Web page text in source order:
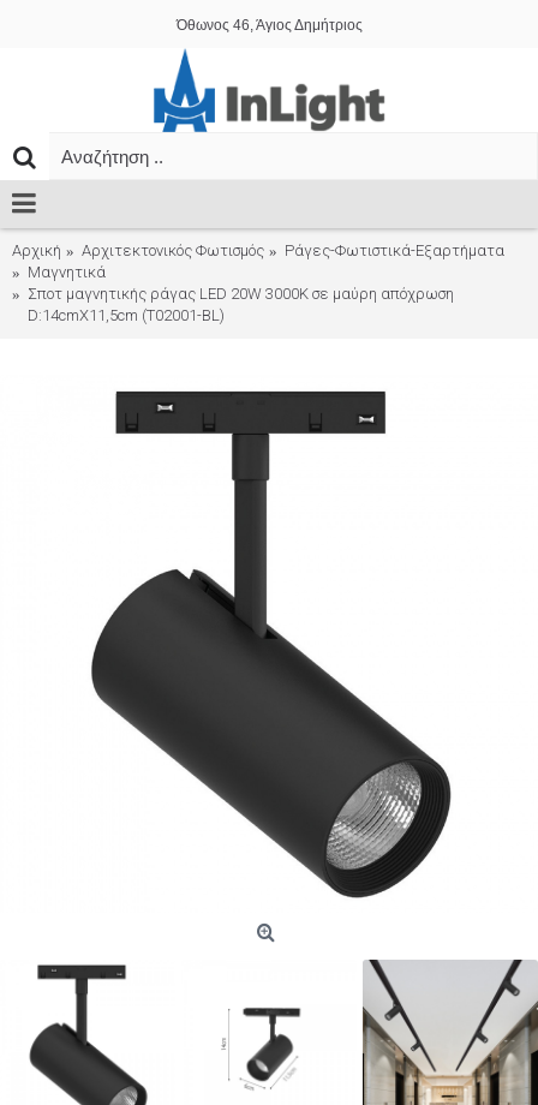
Όθωνος 46, Άγιος Δημήτριος
Αρχική Αρχιτεκτονικός Φωτισμός
Ράγες-Φωτιστικά-Εξαρτήματα
Μαγνητικά
Σποτ μαγνητικής ράγας LED 20W 3000K σε μαύρη απόχρωση
D:14cmX11,5cm (T02001-BL)